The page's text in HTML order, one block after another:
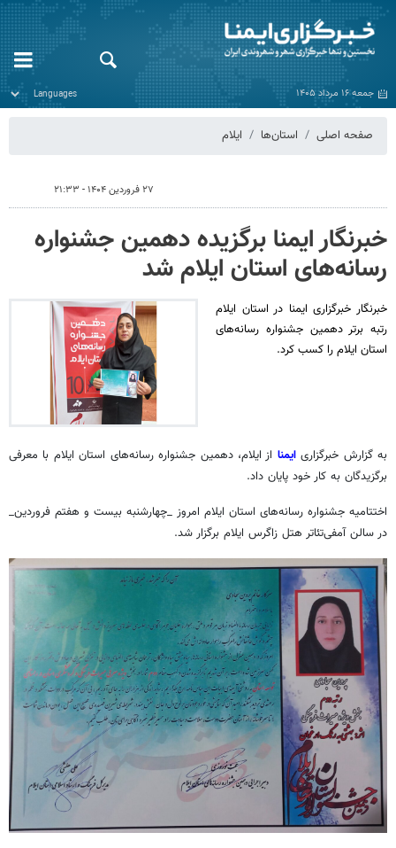
جمعه ۱۶ مرداد ۱۴۰۵
صفحه اصلی استان‌ها ایلام
۲۷ فروردین ۱۴۰۴ - ۲۱:۳۳
خبرنگار ایمنا برگزیده دهمین جشنواره
رسانه‌های استان ایلام شد
خبرنگار خبرگزاری ایمنا در استان ایلام
رتبه برتر دهمین جشنواره رسانه‌های
استان ایلام را کسب کرد.
به گزارش خبرگزاریایمنا از ایلام، دهمین جشنواره رسانه‌های استان ایلام با معرفی
برگزیدگان به کار خود پایان داد.
اختتامیه جشنواره رسانه‌های استان ایلام امروز _چهارشنبه بیست و هفتم فروردین_
در سالن آمفی‌تئاتر هتل زاگرس ایلام برگزار شد.